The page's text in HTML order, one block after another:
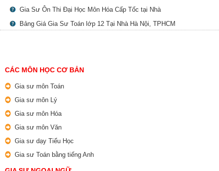
Gia Sư Ôn Thi Đại Học Môn Hóa Cấp Tốc tại Nhà
Bảng Giá Gia Sư Toán lớp 12 Tại Nhà Hà Nội, TPHCM
CÁC MÔN HỌC CƠ BẢN
Gia sư môn Toán
Gia sư môn Lý
Gia sư môn Hóa
Gia sư môn Văn
Gia sư dạy Tiểu Học
Gia sư Toán bằng tiếng Anh